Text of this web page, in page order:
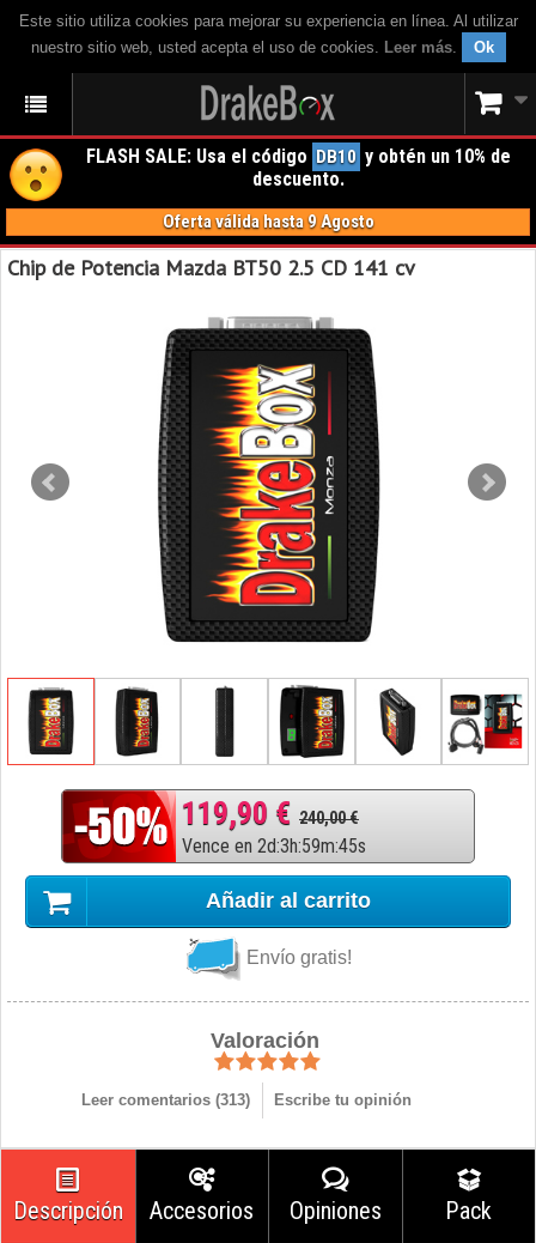
Este sitio utiliza cookies para mejorar su experiencia en línea. Al utilizar
nuestro sitio web, usted acepta el uso de cookies. Leer más. Ok
FLASH SALE: Usa el código DB10 y obtén un 10% de
descuento.
Oferta válida hasta 9 Agosto
Chip de Potencia Mazda BT50 2.5 CD 141 cv
119,90 € 240,00 €
Vence en 2d:3h:59m:44s
Añadir al carrito
Envío gratis!
Valoración
Leer comentarios (313) Escribe tu opinión
Descripción Accesorios Opiniones Pack